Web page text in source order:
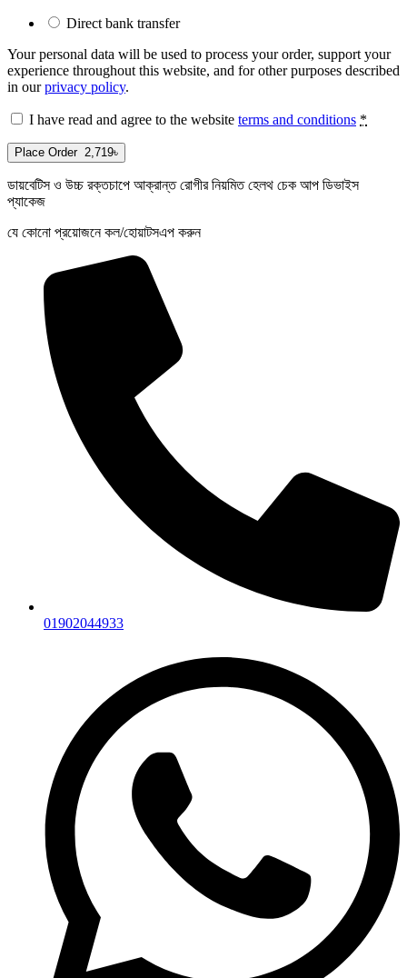
Direct bank transfer
Your personal data will be used to process your order, support your
experience throughout this website, and for other purposes described
in ourprivacy policy.
I have read and agree to the website terms and conditions *
Place Order 2,719৳
ডায়বেটিস ও উচ্চ রক্তচাপে আক্রান্ত রোগীর নিয়মিত হেলথ চেক আপ ডিভাইস
প্যাকেজ
যে কোনো প্রয়োজনে কল/হোয়াটসএপ করুন
01902044933